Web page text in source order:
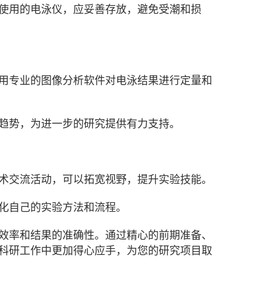
用的电泳仪，应妥善存放，避免受潮和损
专业的图像分析软件对电泳结果进行定量和
，为进一步的研究提供有力支持。
流活动，可以拓宽视野，提升实验技能。
自己的实验方法和流程。
和结果的准确性。通过精心的前期准备、
研工作中更加得心应手，为您的研究项目取